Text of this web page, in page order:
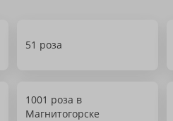
51 роза
1001 роза в
Магнитогорске